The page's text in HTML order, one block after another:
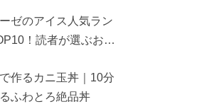
ゼのアイス人気ラン
！読者が選ぶおす
作るカニ玉丼｜10分
ふわとろ絶品丼